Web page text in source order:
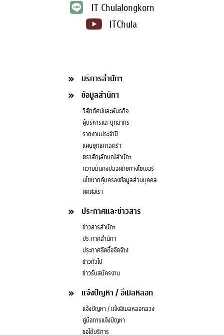
IT Chulalongkorn
ITChula
บริการสำนักฯ
ข้อมูลสำนักฯ
วิสัยทัศน์และพันธกิจ
ผู้บริหารและบุคลากร
รายงานประจำปี
แผนยุทธศาสตร์ฯ
ตราสัญลักษณ์สำนักฯ
ความมั่นคงปลอดภัยทางไซเบอร์
นโยบายคุ้มครองข้อมูลส่วนบุคคล
ติดต่อเรา
ประกาศและข่าวสาร
ข่าวสารสำนักฯ
ประกาศสำนักฯ
ประกาศจัดซื้อจัดจ้าง
ข่าวทั่วไป
ข่าวรับสมัครงาน
แจ้งปัญหา / อีเมลหลอก
แจ้งปัญหา / แจ้งอีเมลหลอกลวง
คู่มือการแจ้งปัญหา
ขอใช้บริการ